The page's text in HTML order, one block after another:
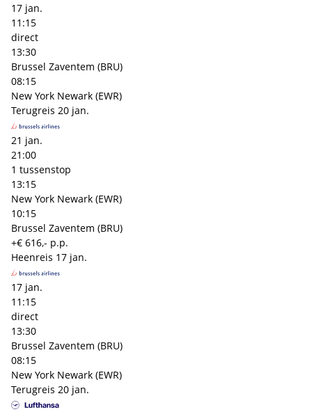
17 jan.
11:15
direct
13:30
Brussel Zaventem (BRU)
08:15
New York Newark (EWR)
Terugreis 20 jan.
21 jan.
21:00
1 tussenstop
13:15
New York Newark (EWR)
10:15
Brussel Zaventem (BRU)
+€ 616,- p.p.
Heenreis 17 jan.
17 jan.
11:15
direct
13:30
Brussel Zaventem (BRU)
08:15
New York Newark (EWR)
Terugreis 20 jan.